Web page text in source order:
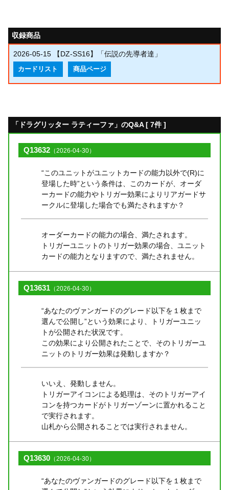
収録商品
2026-05-15 【DZ-SS16】「伝説の先導者達」
カードリスト 商品ページ
「ドラグリッター ラティーファ」のQ&A [ 7件 ]
Q13632 （2026-04-30）
“このユニットがユニットカードの能力以外で(R)に
登場した時”という条件は、このカードが、オーダ
ーカードの能力やトリガー効果によりリアガードサ
ークルに登場した場合でも満たされますか？
オーダーカードの能力の場合、満たされます。
トリガーユニットのトリガー効果の場合、ユニット
カードの能力となりますので、満たされません。
Q13631 （2026-04-30）
“あなたのヴァンガードのグレード以下を１枚まで
選んで公開し”という効果により、トリガーユニッ
トが公開された状況です。
この効果により公開されたことで、そのトリガーユ
ニットのトリガー効果は発動しますか？
いいえ、発動しません。
トリガーアイコンによる処理は、そのトリガーアイ
コンを持つカードがトリガーゾーンに置かれること
で実行されます。
山札から公開されることでは実行されません。
Q13630 （2026-04-30）
“あなたのヴァンガードのグレード以下を１枚まで